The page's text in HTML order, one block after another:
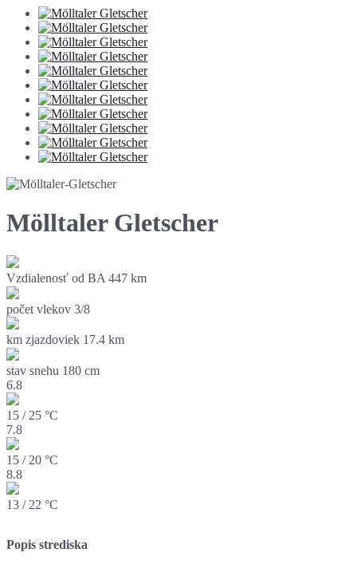
Mölltaler Gletscher
Vzdialenosť od BA 447 km
počet vlekov 3/8
km zjazdoviek 17.4 km
stav snehu 180 cm
6.8
15 / 25 °C
7.8
15 / 20 °C
8.8
13 / 22 °C
Popis strediska